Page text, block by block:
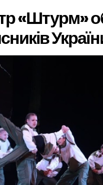
«Штурм»